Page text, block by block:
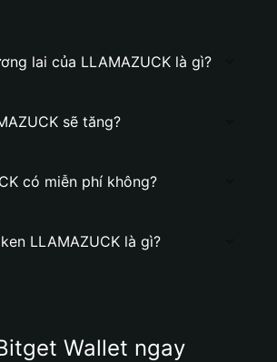
lai của LLAMAZUCK là gì?
sẽ tăng?
có miễn phí không?
LLAMAZUCK là gì?
Wallet ngay